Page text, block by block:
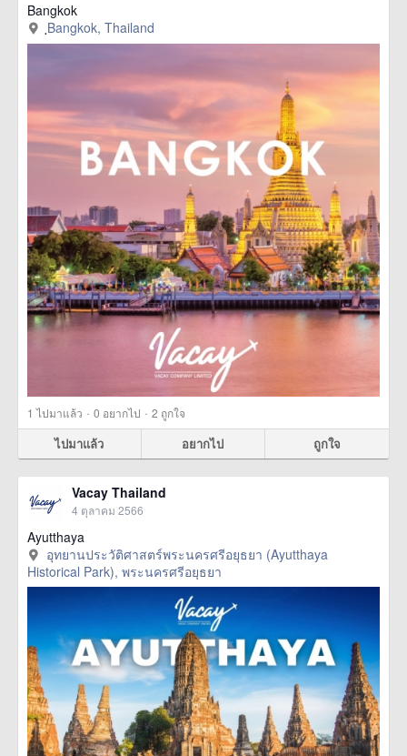
Bangkok
ฺBangkok, Thailand
1 ไปมาแล้ว · 0 อยากไป · 2 ถูกใจ
ไปมาแล้ว อยากไป ถูกใจ
Vacay Thailand
4 ตุลาคม 2566
Ayutthaya
อุทยานประวัติศาสตร์พระนครศรีอยุธยา (Ayutthaya
Historical Park), พระนครศรีอยุธยา